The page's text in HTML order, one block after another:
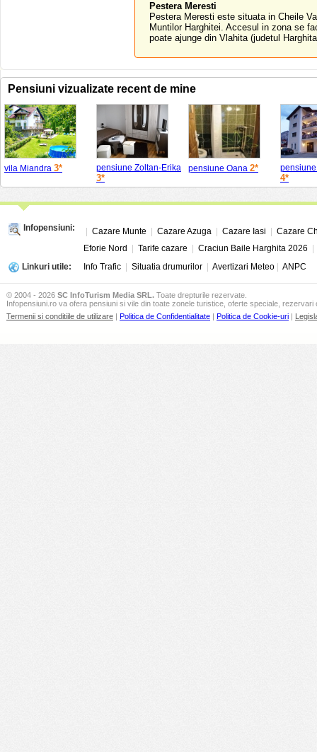
Pestera Meresti
Pestera Meresti este situata in Cheile
Muntilor Harghitei. Accesul in zona se
poate ajunge din Vlahita (judetul
Pensiuni vizualizate recent de mine
vila Miandra 3* pensiune Zoltan-Erika
3*
pensiune Oana 2*
4*
Infopensiuni: Cazare Munte Cazare Azuga Cazare Iasi
Cazare
Eforie Nord
Tarife cazare Craciun Baile Harghita 2026
Linkuri utile:
Info Trafic Situatia drumurilor Avertizari Meteo ANPC
© 2004 - 2026 SC InfoTurism Media SRL. Toate drepturile rezervate.
Infopensiuni.ro va ofera pensiuni si vile din toate zonele turistice, oferte speciale, rezervari
Termenii si conditiile de utilizare
Politica de Confidentialitate Politica de Cookie-uri